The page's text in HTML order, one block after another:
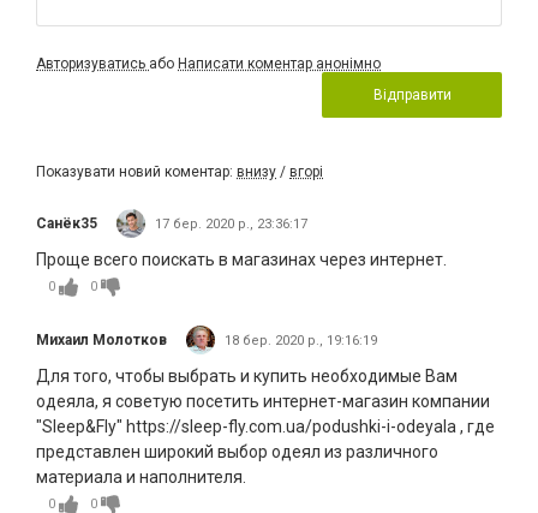
Авторизуватись або Написати коментар анонімно
Відправити
Показувати новий коментар: внизу / вгорі
Санёк35 17 бер. 2020 р., 23:36:17
Проще всего поискать в магазинах через интернет.
0 0
Михаил Молотков 18 бер. 2020 р., 19:16:19
Для того, чтобы выбрать и купить необходимые Вам
одеяла, я советую посетить интернет-магазин компании
"Sleep&Fly" https://sleep-fly.com.ua/podushki-i-odeyala , где
представлен широкий выбор одеял из различного
материала и наполнителя.
0 0